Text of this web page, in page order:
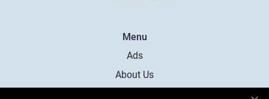
Menu
Ads
About Us